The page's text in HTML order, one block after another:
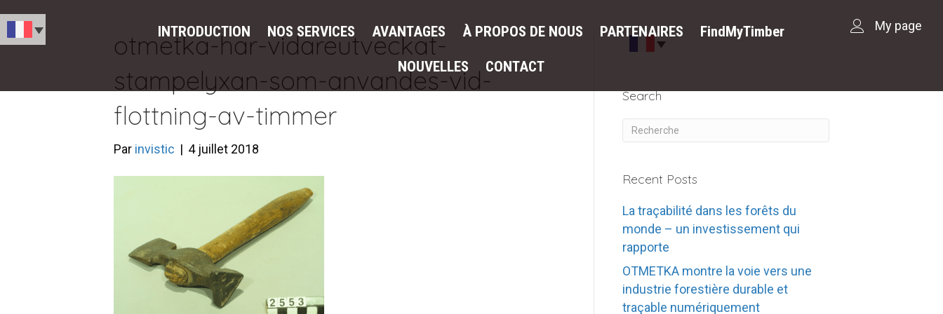
INTRODUCTION NOS SERVICES AVANTAGES À PROPOS DE NOUS PARTENAIRES FindMyTimber
NOUVELLES CONTACT
My page
otmetka-har-vidareutveckat-
stampelyxan-som-anvandes-vid-
flottning-av-timmer
Par invistic | 4 juillet 2018
Search
Recent Posts
La traçabilité dans les forêts du
monde – un investissement qui
rapporte
OTMETKA montre la voie vers une
industrie forestière durable et
traçable numériquement